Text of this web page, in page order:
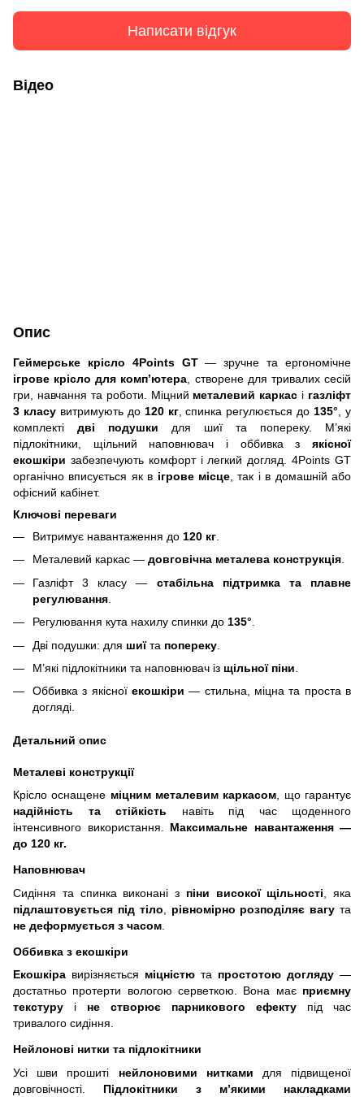
Написати відгук
Відео
Опис
Геймерське крісло 4Points GT— зручне та ергономічне
ігрове крісло для комп’ютера , створене для тривалих сесій
гри, навчання та роботи. Міцний металевий каркас і газліфт
3 класувитримують до 120 кг, спинка регулюється до 135° , у
комплекті дві подушки для шиї та попереку. М’які
підлокітники, щільний наповнювач і оббивка з якісної
екошкіри забезпечують комфорт і легкий догляд. 4Points GT
органічно вписується як в ігрове місце , так і в домашній або
офісний кабінет.
Ключові переваги
Витримує навантаження до 120 кг
Металевий каркас — довговічна металева конструкція.
Газліфт 3 класу — стабільна підтримка та плавне
регулювання
Регулювання кута нахилу спинки до 135°
Дві подушки: для шиїта попереку
М’які підлокітники та наповнювач із щільної піни
Оббивка з якісної екошкіри — стильна, міцна та проста в
догляді.
Детальний опис
Металеві конструкції
Крісло оснащене міцним металевим каркасом , що гарантує
надійність та стійкість навіть під час щоденного
інтенсивного використання. Максимальне навантаження —
до 120 кг.
Наповнювач
Сидіння та спинка виконані з піни високої щільності , яка
підлаштовується під тіло
рівномірно розподіляє вагу та
не деформується з часом
Оббивка з екошкіри
Екошкіра вирізняється міцністю та простотою догляду —
достатньо протерти вологою серветкою. Вона має приємну
текстуру і не створює парникового ефекту під час
тривалого сидіння.
Нейлонові нитки та підлокітники
Усі шви прошиті нейлоновими нитками для підвищеної
довговічності. Підлокітники з м’якими накладками